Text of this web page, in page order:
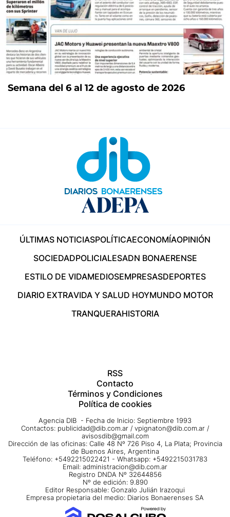
Semana del 6 al 12 de agosto de 2026
ÚLTIMAS NOTICIASPOLÍTICAECONOMÍAOPINIÓN
SOCIEDADPOLICIALESADN BONAERENSE
ESTILO DE VIDAMEDIOSEMPRESASDEPORTES
DIARIO EXTRAVIDA Y SALUD HOYMUNDO MOTOR
TRANQUERAHISTORIA
RSS
Contacto
Términos y Condiciones
Política de cookies
Agencia DIB - Fecha de Inicio: Septiembre 1993
Contactos: publicidad@dib.com.ar / vpignaton@dib.com.ar /
avisosdib@gmail.com
Dirección de las oficinas: Calle 48 Nº 726 Piso 4, La Plata; Provincia
de Buenos Aires, Argentina
Teléfono: +5492215022421 - Whatsapp: +5492215031783
Email: administracion@dib.com.ar
Registro DNDA Nº 32644856
Nº de edición: 9.890
Editor Responsable: Gonzalo Julián Irazoqui
Empresa propietaria del medio: Diarios Bonaerenses SA